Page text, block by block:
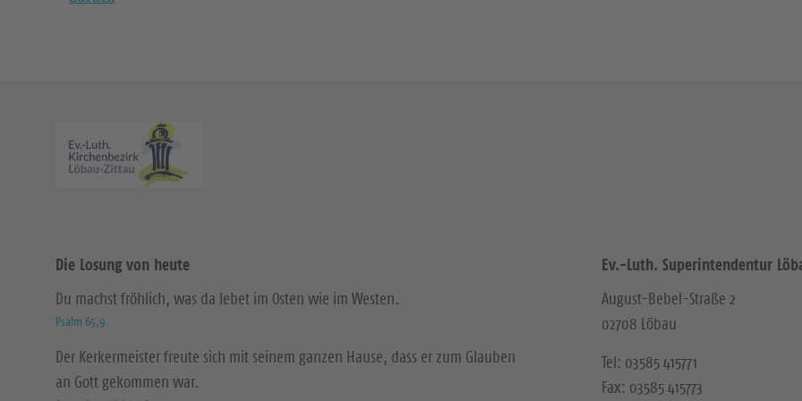
Die Losung von heute
Du machst fröhlich, was da lebet im Osten wie im Westen.
Psalm 65,9
Der Kerkermeister freute sich mit seinem ganzen Hause, dass er zum Glauben
an Gott gekommen war.
Ev.-Luth. Superintendentur
August-Bebel-Straße 2
02708 Löbau
Tel: 03585 415771
Fax: 03585 415773